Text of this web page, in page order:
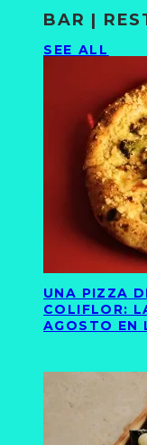
BAR |
SEE ALL
UNA PIZZA
COLIFLOR:
AGOSTO EN